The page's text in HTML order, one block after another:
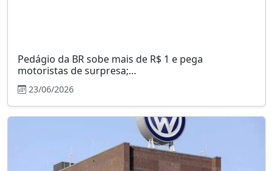
Pedágio da BR sobe mais de R$ 1 e pega
motoristas de surpresa;…
23/06/2026